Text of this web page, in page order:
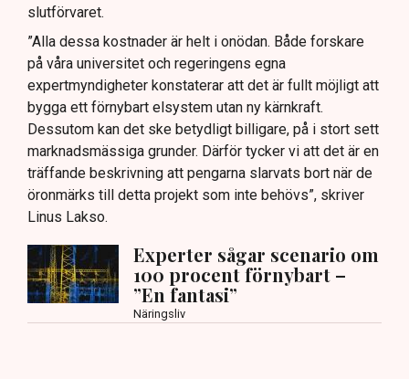
slutförvaret.
”Alla dessa kostnader är helt i onödan. Både forskare
på våra universitet och regeringens egna
expertmyndigheter konstaterar att det är fullt möjligt att
bygga ett förnybart elsystem utan ny kärnkraft.
Dessutom kan det ske betydligt billigare, på i stort sett
marknadsmässiga grunder. Därför tycker vi att det är en
träffande beskrivning att pengarna slarvats bort när de
öronmärks till detta projekt som inte behövs”, skriver
Linus Lakso.
Experter sågar scenario om
100 procent förnybart –
”En fantasi”
Näringsliv